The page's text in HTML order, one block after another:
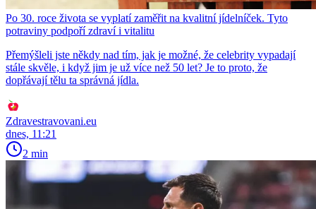
Po 30. roce života se vyplatí zaměřit na kvalitní jídelníček. Tyto
potraviny podpoří zdraví i vitalitu
Přemýšleli jste někdy nad tím, jak je možné, že celebrity vypadají
stále skvěle, i když jim je už více než 50 let? Je to proto, že
dopřávají tělu ta správná jídla.
Zdravestravovani.eu
dnes, 11:21
2 min